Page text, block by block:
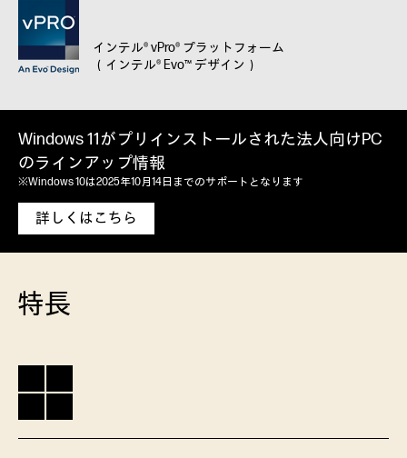
インテル® vPro® プラットフォーム
（インテル® Evo™ デザイン）
Windows 11がプリインストールされた法人向けPC
のラインアップ情報
※Windows 10は2025年10月14日までのサポートとなります
詳しくはこちら
特長